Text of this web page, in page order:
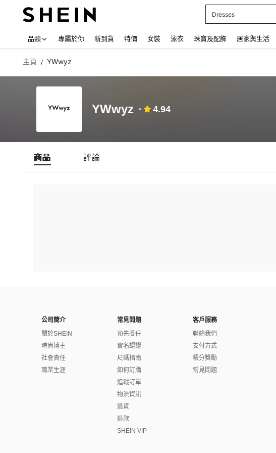
Dresses
品類 專屬於你 新到貨 特價 女裝 泳衣 珠寶及配飾 居家與生活
主頁 / YWwyz
YWwyz 4.94
商品 評論
公司簡介
關於SHEIN
時尚博主
社會責任
職業生涯
常見問題
預先委任
實名認證
尺碼指南
如何訂購
追蹤訂單
物流資訊
退貨
退款
SHEIN VIP
客戶服務
聯絡我們
支付方式
積分獎勵
常見問題